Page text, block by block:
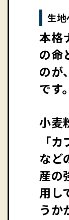
生地
本格
の命
のが
です。
小麦
「
など
産の
用し
うか